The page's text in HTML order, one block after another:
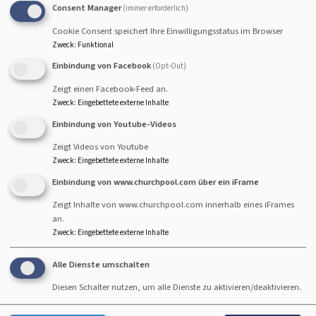
Ausrichtung
Hier können Sie entscheiden, ob Sie eine mittige oder
eine linksbündige Ausrichtung bevorzugen.
Ecken rund oder eckig
Hier können Sie festlegen, ob Elemente, wie Buttons
oder Bilder mit runden oder eckigen Ecken dargestellt
Headerbild/ Slider/ Video
Hier können Sie auswählen, ob Sie ein das Headerbild,
einen Slider oder ein Video aktivieren möchten.
Wenn Sie sich für einHeaderbildentscheiden, wenden
Sie sich bitte anvernetztekirche@elkb.de, dann
Consent Manager (immer erforderlich)
Cookie Consent speichert Ihre Einwilligungsstatus im Browser
Zweck: Funktional
Einbindung von Facebook (Opt-Out)
Zeigt einen Facebook-Feed an.
Zweck: Eingebettete externe Inhalte
Einbindung von Youtube-Videos
Zeigt Videos von Youtube
Zweck: Eingebettete externe Inhalte
Einbindung von www.churchpool.com über ein iFrame
Zeigt Inhalte von www.churchpool.com innerhalb eines iFrames
an.
Zweck: Eingebettete externe Inhalte
Alle Dienste umschalten
Diesen Schalter nutzen, um alle Dienste zu aktivieren/deaktivieren.